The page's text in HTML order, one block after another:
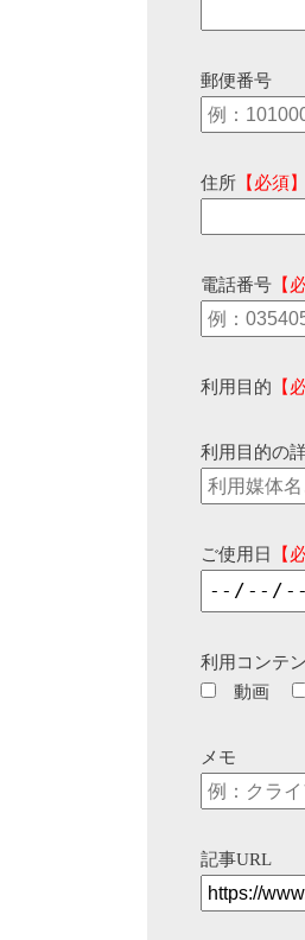
郵便番号
住所 【必須】
電話番号 【
利用目的 【
利用目的の
ご使用日 【
利用コンテ
動画
メモ
記事URL